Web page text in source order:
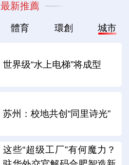
最新推薦
體育 環創 城市
世界级“水上电梯”将成型
苏州：校地共创“同里诗光”
这些“超级工厂”有何魔力？